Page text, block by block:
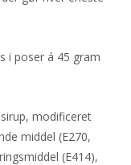
i poser á 45 gram
modificeret
middel (E270,
(E414),